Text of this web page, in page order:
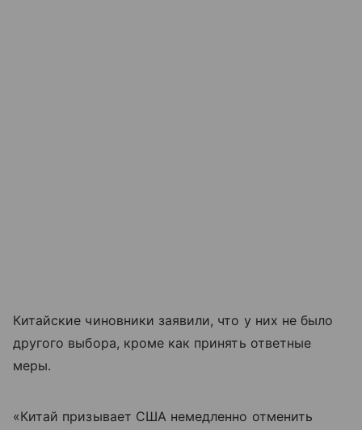
Китайские чиновники заявили, что у них не было
другого выбора, кроме как принять ответные
меры.
«Китай призывает США немедленно отменить